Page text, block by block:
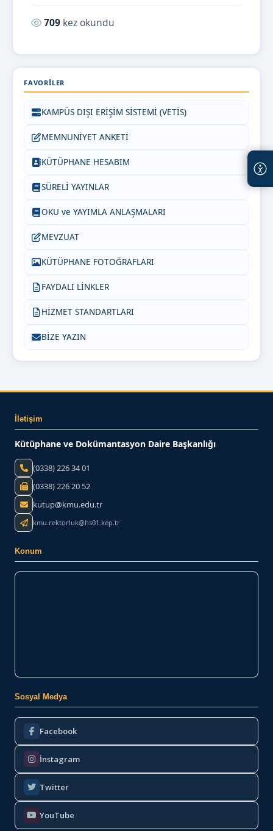
Okunma sayısı:
709 kez okundu
FAVORILER
KAMPÜS DIŞI ERİŞİM SİSTEMİ (VETİS)
MEMNUNİYET ANKETİ
KÜTÜPHANE HESABIM
SÜRELİ YAYINLAR
OKU ve YAYIMLA ANLAŞMALARI
MEVZUAT
KÜTÜPHANE FOTOĞRAFLARI
FAYDALI LİNKLER
HİZMET STANDARTLARI
BİZE YAZIN
İletişim
Kütüphane ve Dokümantasyon Daire Başkanlığı
(0338) 226 34 01
(0338) 226 20 52
kutup@kmu.edu.tr
kmu.rektorluk@hs01.kep.tr
Konum
Sosyal Medya
Facebook
İnstagram
Twitter
YouTube